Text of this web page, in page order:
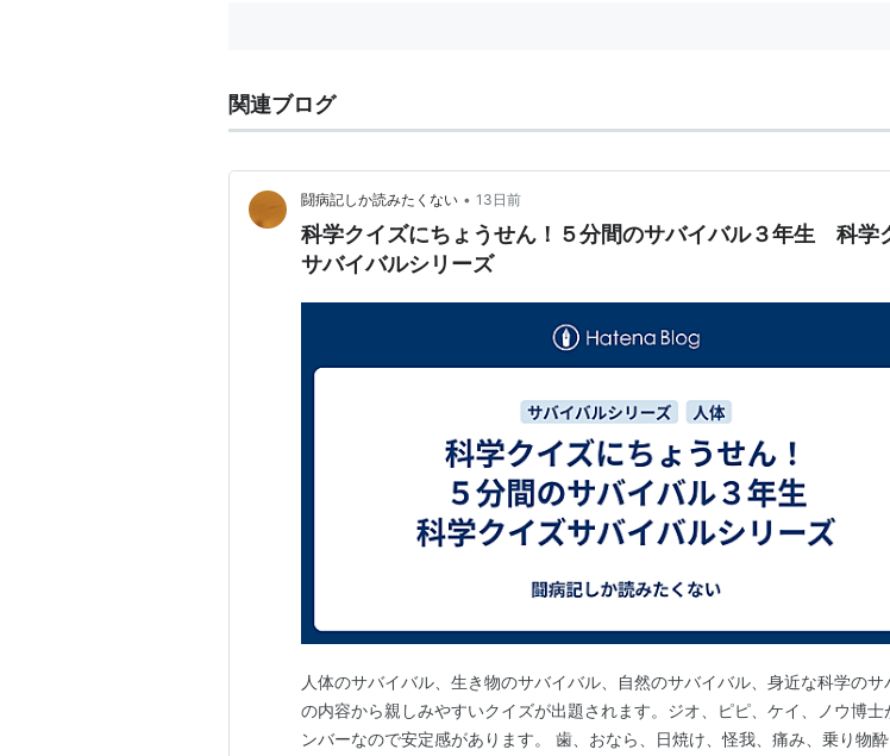
関連ブログ
闘病記しか読みたくない • 13日前
科学クイズにちょうせん！５分間のサバイバル３年生 科学
サバイバルシリーズ
人体のサバイバル、生き物のサバイバル、自然のサバイバル、身近な科学のサ
の内容から親しみやすいクイズが出題されます。ジオ、ピピ、ケイ、ノウ博士
ンバーなので安定感があります。 歯、おなら、日焼け、怪我、痛み、乗り物酔